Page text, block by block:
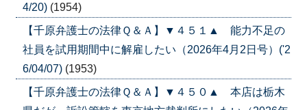
4/20) (1954)
【千原弁護士の法律Ｑ＆Ａ】▼４５１▲ 能力不足の
社員を試用期間中に解雇したい（2026年4月2日号）('2
6/04/07) (1953)
【千原弁護士の法律Ｑ＆Ａ】▼４５０▲ 本店は栃木